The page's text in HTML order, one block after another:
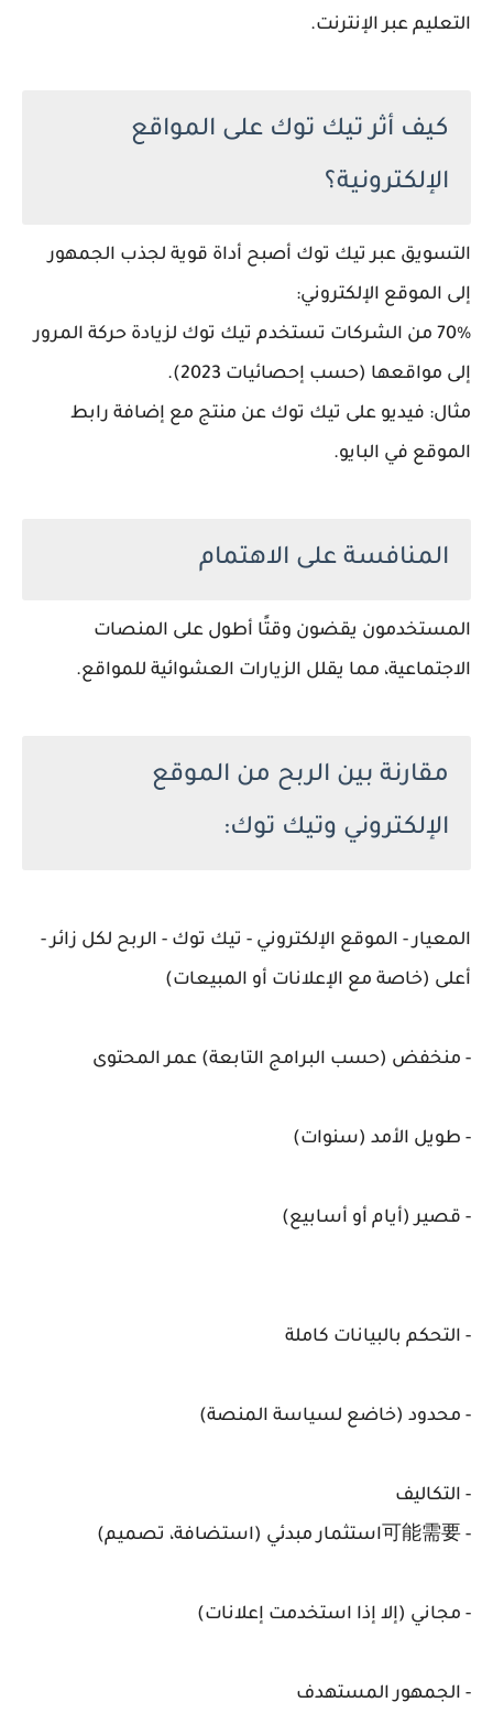
التعليم عبر الإنترنت.
كيف أثر تيك توك على المواقع
الإلكترونية؟
التسويق عبر تيك توك أصبح أداة قوية لجذب الجمهور
إلى الموقع الإلكتروني:
70% من الشركات تستخدم تيك توك لزيادة حركة المرور
إلى مواقعها (حسب إحصائيات 2023).
مثال: فيديو على تيك توك عن منتج مع إضافة رابط
الموقع في البايو.
المنافسة على الاهتمام
المستخدمون يقضون وقتًا أطول على المنصات
الاجتماعية، مما يقلل الزيارات العشوائية للمواقع.
مقارنة بين الربح من الموقع
الإلكتروني وتيك توك:
المعيار - الموقع الإلكتروني - تيك توك - الربح لكل زائر -
أعلى (خاصة مع الإعلانات أو المبيعات)
- منخفض (حسب البرامج التابعة) عمر المحتوى
- طويل الأمد (سنوات)
- قصير (أيام أو أسابيع)
- التحكم بالبيانات كاملة
- محدود (خاضع لسياسة المنصة)
- التكاليف
- 可能需要استثمار مبدئي (استضافة، تصميم)
- مجاني (إلا إذا استخدمت إعلانات)
- الجمهور المستهدف